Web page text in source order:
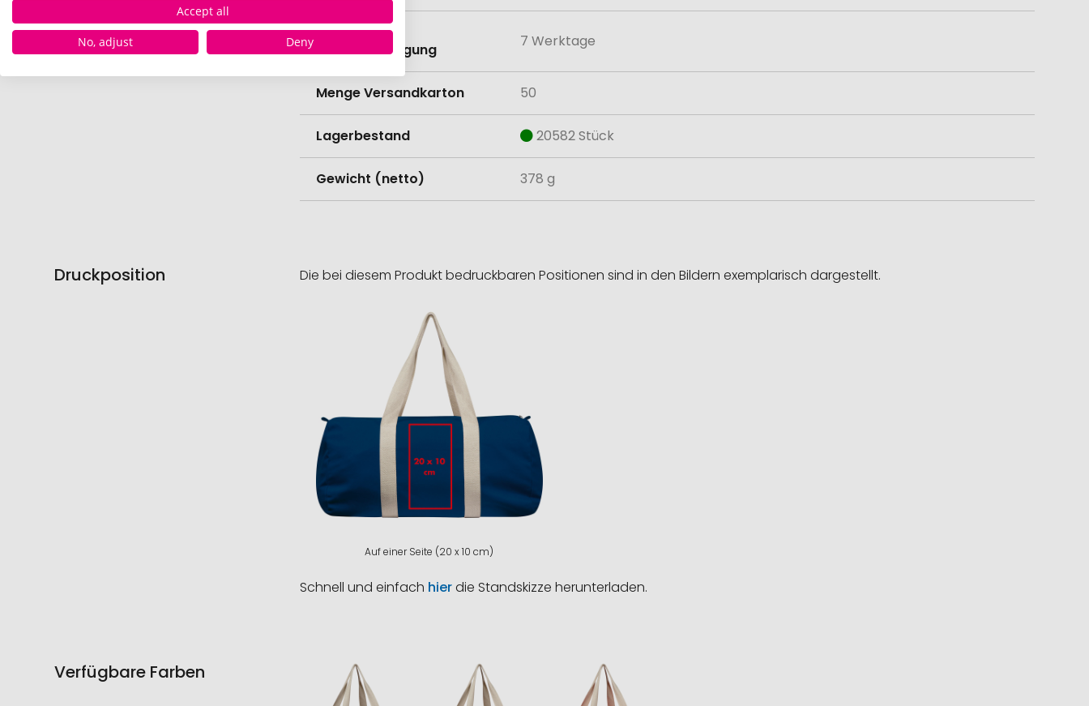
Lieferzeit mit
Werbeanbringung
7 Werktage
Menge Versandkarton 50
Lagerbestand 20582 Stück
Gewicht (netto) 378 g
Druckposition Die bei diesem Produkt bedruckbaren Positionen sind in den Bildern exemplarisch dargestellt.
Auf einer Seite (20 x 10 cm)
Schnell und einfach hierdie Standskizze herunterladen.
Verfügbare Farben
Accept all
No, adjust
Deny